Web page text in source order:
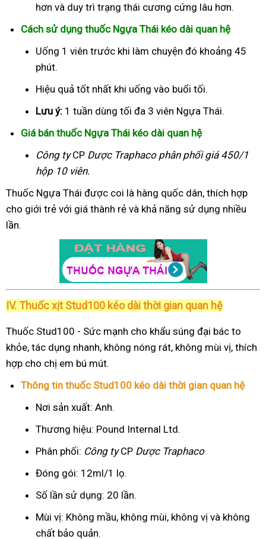
hơn và duy trì trạng thái cương cứng lâu hơn.
Cách sử dụng thuốc Ngựa Thái kéo dài quan hệ
Uống 1 viên trước khi làm chuyện đó khoảng 45
phút.
Hiệu quả tốt nhất khi uống vào buổi tối.
Lưu ý: 1 tuần dùng tối đa 3 viên Ngựa Thái.
Giá bán thuốc Ngựa Thái kéo dài quan hệ
Công tyCP Dược Traphacophân phối giá 450/1
hộp 10 viên.
Thuốc Ngựa Thái được coi là hàng quốc dân, thích hợp
cho giới trẻ với giá thành rẻ và khả năng sử dụng nhiều
lần.
IV. Thuốc xịt Stud100 kéo dài thời gian quan hệ
Thuốc Stud100 - Sức mạnh cho khẩu súng đại bác to
khỏe, tác dụng nhanh, không nóng rát, không mùi vị, thích
hợp cho chị em bú mút.
Thông tin thuốc Stud100 kéo dài thời gian quan hệ
Nơi sản xuất: Anh.
Thương hiệu: Pound Internal Ltd.
Phân phối: Công tyCP Dược Traphaco
Đóng gói: 12ml/1 lọ.
Số lần sử dụng: 20 lần.
Mùi vị: Không mầu, không mùi, không vị và không
chất bảo quản.